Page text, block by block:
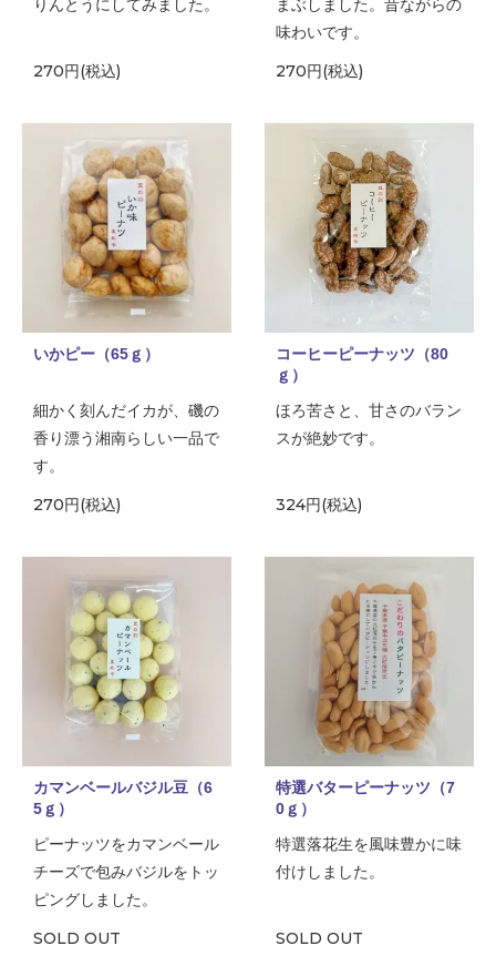
りんとうにしてみました。
270円(税込)
まぶしました。昔ながらの
味わいです。
270円(税込)
いかピー（65ｇ）
細かく刻んだイカが、磯の
香り漂う湘南らしい一品で
す。
270円(税込)
コーヒーピーナッツ（80
ｇ）
ほろ苦さと、甘さのバラン
スが絶妙です。
324円(税込)
カマンベールバジル豆（6
5ｇ）
ピーナッツをカマンベール
チーズで包みバジルをトッ
ピングしました。
SOLD OUT
特選バターピーナッツ（7
0ｇ）
特選落花生を風味豊かに味
付けしました。
SOLD OUT